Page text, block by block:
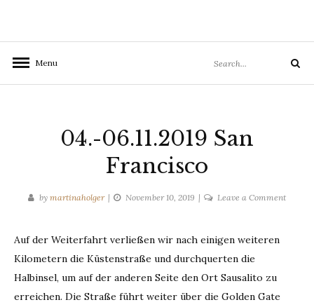
Menu
for:
Search
04.-06.11.2019 San
Francisco
by martinaholger November 10, 2019 Leave a Commenton
Auf der Weiterfahrt verließen wir nach einigen weiteren
Kilometern die Küstenstraße und durchquerten die
Halbinsel, um auf der anderen Seite den Ort Sausalito zu
erreichen. Die Straße führt weiter über die Golden Gate